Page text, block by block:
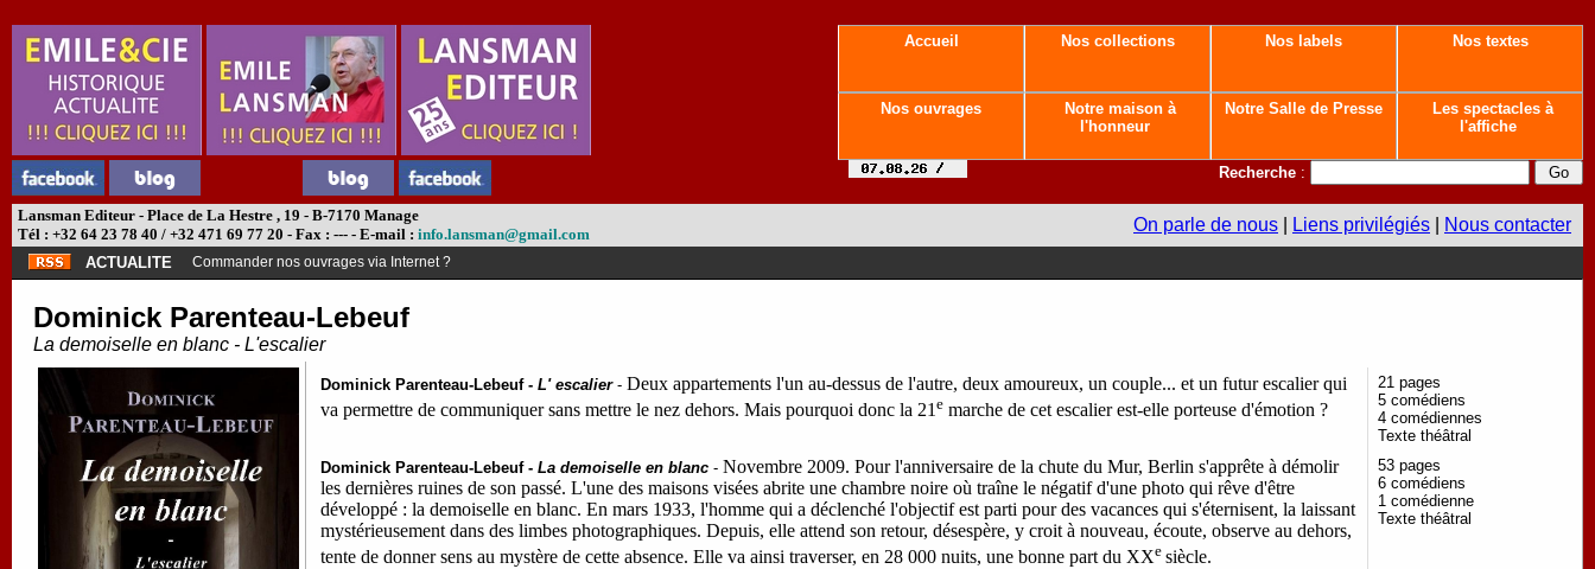
Accueil Nos collections Nos labels Nos textes
Nos ouvrages
Notre maison à
l'honneur
Notre Salle de Presse
Les spectacles à
l'affiche
Recherche :
Lansman Editeur - Place de La Hestre , 19 - B-7170 Manage
Tél : +32 64 23 78 40 / +32 471 69 77 20 - Fax : --- - E-mail : info.lansman@gmail.com On parle de nous Liens privilégiés Nous contacter
ACTUALITE Commander nos ouvrages via Internet ?
Dominick Parenteau-Lebeuf
La demoiselle en blanc - L'escalier
Dominick Parenteau-Lebeuf - L' escalier- Deux appartements l'un au-dessus de l'autre, deux amoureux, un couple... et un futur escalier qui
va permettre de communiquer sans mettre le nez dehors. Mais pourquoi donc la 21 e marche de cet escalier est-elle porteuse d'émotion ?
21 pages
5 comédiens
4 comédiennes
Texte théâtral
Dominick Parenteau-Lebeuf - La demoiselle en blanc - Novembre 2009. Pour l'anniversaire de la chute du Mur, Berlin s'apprête à démolir
les dernières ruines de son passé. L'une des maisons visées abrite une chambre noire où traîne le négatif d'une photo qui rêve d'être
développé : la demoiselle en blanc. En mars 1933, l'homme qui a déclenché l'objectif est parti pour des vacances qui s'éternisent, la laissant
mystérieusement dans des limbes photographiques. Depuis, elle attend son retour, désespère, y croit à nouveau, écoute, observe au dehors,
tente de donner sens au mystère de cette absence. Elle va ainsi traverser, en 28 000 nuits, une bonne part du XXe siècle.
53 pages
6 comédiens
1 comédienne
Texte théâtral